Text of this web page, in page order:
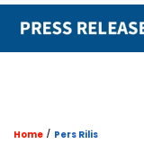
Home / Pers Rilis